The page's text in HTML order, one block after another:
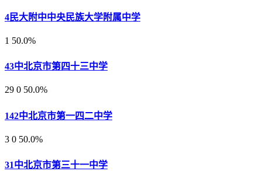
4民大附中中央民族大学附属中学
1 50.0%
43中北京市第四十三中学
29 0 50.0%
142中北京市第一四二中学
3 0 50.0%
31中北京市第三十一中学